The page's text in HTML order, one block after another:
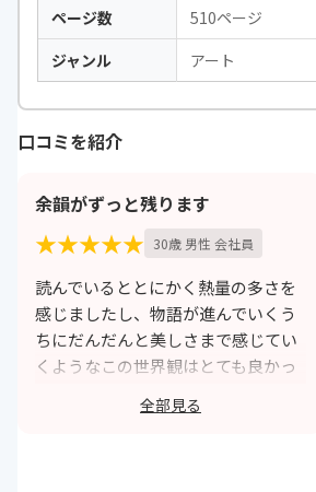
ページ数
510ページ
ジャンル
アート
口コミを紹介
余韻がずっと残ります
★★★★★ 30歳 男性 会社員
読んでいるととにかく熱量の多さを
感じましたし、物語が進んでいくう
ちにだんだんと美しさまで感じてい
くようなこの世界観はとても良かっ
大な世界観は残りましたし、まだま
全部見る